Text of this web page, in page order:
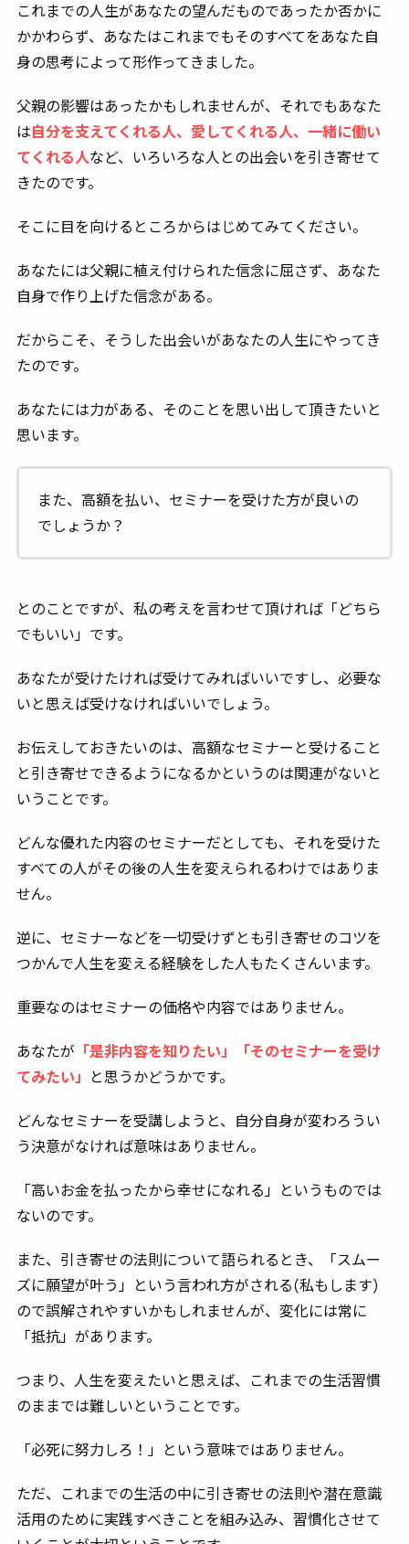
これまでの人生があなたの望んだものであったか否かに
かかわらず、あなたはこれまでもそのすべてをあなた自
身の思考によって形作ってきました。
父親の影響はあったかもしれませんが、それでもあなた
は自分を支えてくれる人、愛してくれる人、一緒に働い
てくれる人など、いろいろな人との出会いを引き寄せて
きたのです。
そこに目を向けるところからはじめてみてください。
あなたには父親に植え付けられた信念に屈さず、あなた
自身で作り上げた信念がある。
だからこそ、そうした出会いがあなたの人生にやってき
たのです。
あなたには力がある、そのことを思い出して頂きたいと
思います。
また、高額を払い、セミナーを受けた方が良いの
でしょうか？
とのことですが、私の考えを言わせて頂ければ「どちら
でもいい」です。
あなたが受けたければ受けてみればいいですし、必要な
いと思えば受けなければいいでしょう。
お伝えしておきたいのは、高額なセミナーと受けること
と引き寄せできるようになるかというのは関連がないと
いうことです。
どんな優れた内容のセミナーだとしても、それを受けた
すべての人がその後の人生を変えられるわけではありま
せん。
逆に、セミナーなどを一切受けずとも引き寄せのコツを
つかんで人生を変える経験をした人もたくさんいます。
重要なのはセミナーの価格や内容ではありません。
あなたが 「是非内容を知りたい」「そのセミナーを受け
てみたい」 と思うかどうかです。
どんなセミナーを受講しようと、自分自身が変わろうい
う決意がなければ意味はありません。
「高いお金を払ったから幸せになれる」というものでは
ないのです。
また、引き寄せの法則について語られるとき、「スムー
ズに願望が叶う」という言われ方がされる(私もします)
ので誤解されやすいかもしれませんが、 変化には常に
「抵抗」があります。
つまり、人生を変えたいと思えば、これまでの生活習慣
のままでは難しいということです。
「必死に努力しろ！」という意味ではありません。
ただ、これまでの生活の中に引き寄せの法則や潜在意識
活用のために実践すべきことを組み込み、習慣化させて